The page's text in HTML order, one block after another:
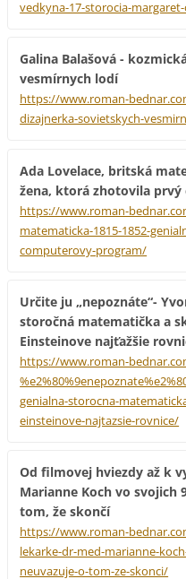
vedkyna-17-storocia-
Galina Balašová -
vesmírnych lodí
https://www.roman-
dizajnerka-sovietskych-
Ada Lovelace, britská
žena, ktorá zhotovila
https://www.roman-
matematicka-1815-1852-
computerovy-program/
Určite ju „nepoznáte“-
storočná matematička a
Einsteinove najťažšie
https://www.roman-
genialna-storocna-
einsteinove-najtazsie-rovnice/
Od filmovej hviezdy až k
Marianne Koch vo svojich
tom, že skončí
https://www.roman-
lekarke-dr-med-marianne-
neuvazuje-o-tom-ze-skonci/